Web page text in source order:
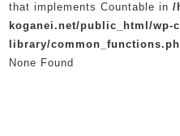
that implements Countable in/
koganei.net/public_html/
library/
None Found